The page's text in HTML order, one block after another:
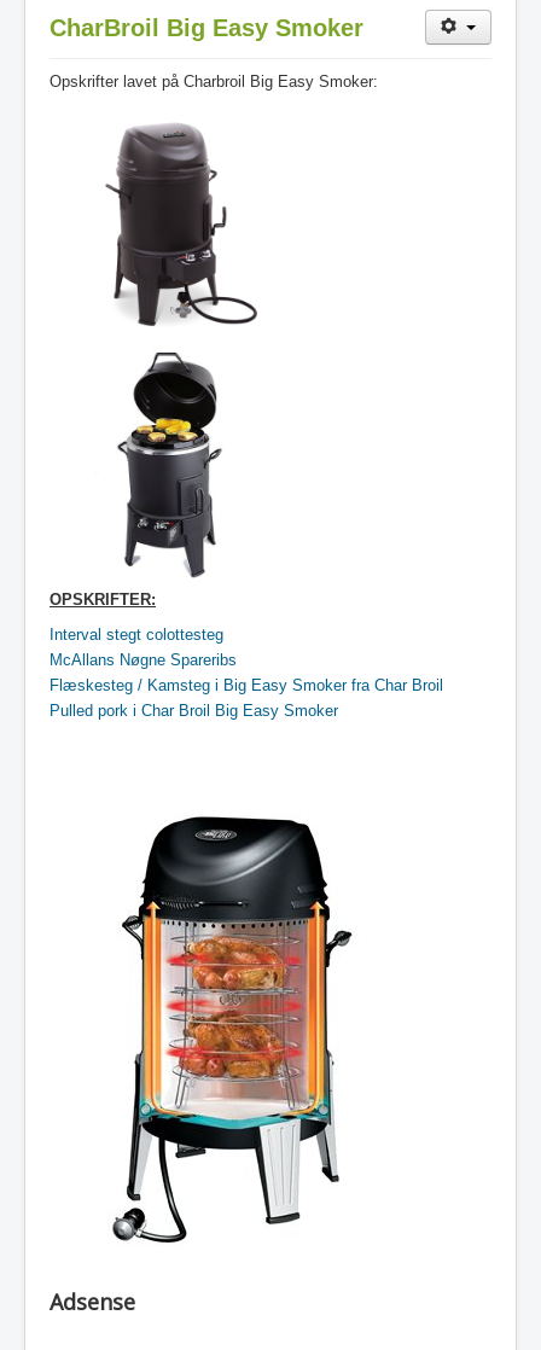
CharBroil Big Easy Smoker
Opskrifter lavet på Charbroil Big Easy Smoker:
OPSKRIFTER:
Interval stegt colottesteg
McAllans Nøgne Spareribs
Flæskesteg / Kamsteg i Big Easy Smoker fra Char Broil
Pulled pork i Char Broil Big Easy Smoker
Adsense